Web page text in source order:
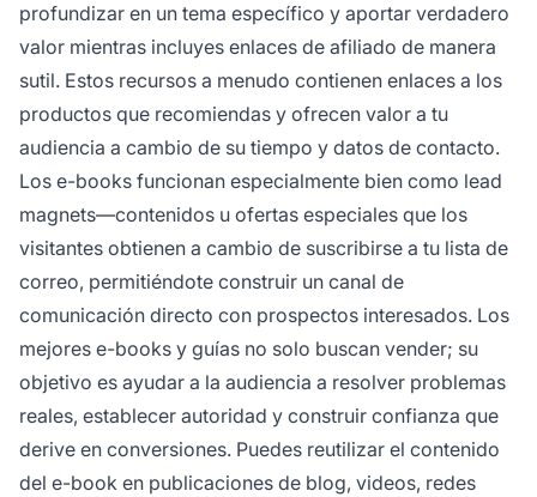
profundizar en un tema específico y aportar verdadero
valor mientras incluyes enlaces de afiliado de manera
sutil. Estos recursos a menudo contienen enlaces a los
productos que recomiendas y ofrecen valor a tu
audiencia a cambio de su tiempo y datos de contacto.
Los e-books funcionan especialmente bien como lead
magnets—contenidos u ofertas especiales que los
visitantes obtienen a cambio de suscribirse a tu lista de
correo, permitiéndote construir un canal de
comunicación directo con prospectos interesados. Los
mejores e-books y guías no solo buscan vender; su
objetivo es ayudar a la audiencia a resolver problemas
reales, establecer autoridad y construir confianza que
derive en conversiones. Puedes reutilizar el contenido
del e-book en publicaciones de blog, videos, redes